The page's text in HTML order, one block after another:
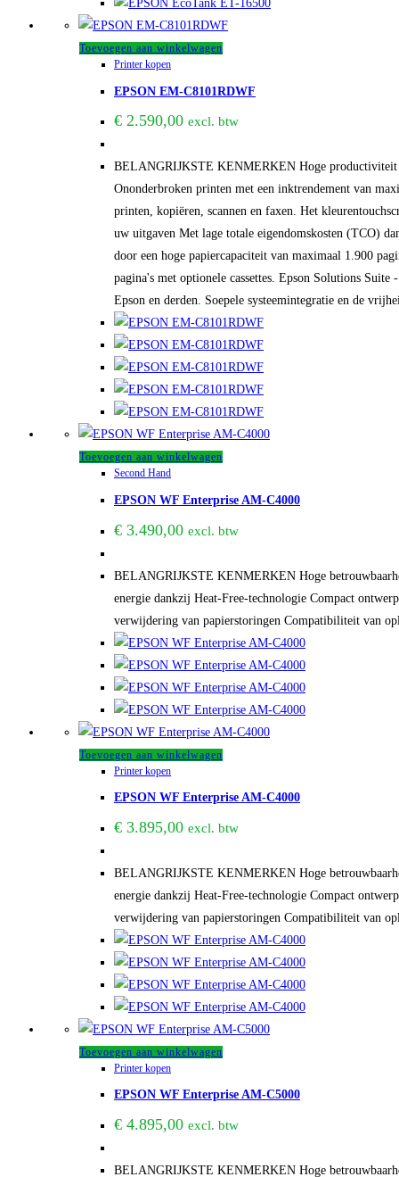
Toevoegen aan winkelwagen
Printer kopen
EPSON EM-C8101RDWF
€ 2.590,00 excl. btw
BELANGRIJKSTE KENMERKEN Hoge productiviteit
Ononderbroken printen met een inktrendement van
printen, kopiëren, scannen en faxen. Het
uw uitgaven Met lage totale eigendomskosten (TCO)
door een hoge papiercapaciteit van maximaal 1.900
pagina's met optionele cassettes. Epson Solutions
Epson en derden. Soepele systeemintegratie en de
Toevoegen aan winkelwagen
Second Hand
EPSON WF Enterprise AM-C4000
€ 3.490,00 excl. btw
BELANGRIJKSTE KENMERKEN Hoge
energie dankzij Heat-Free-technologie Compact
verwijdering van papierstoringen Compatibiliteit van
Toevoegen aan winkelwagen
Printer kopen
EPSON WF Enterprise AM-C4000
€ 3.895,00 excl. btw
BELANGRIJKSTE KENMERKEN Hoge
energie dankzij Heat-Free-technologie Compact
verwijdering van papierstoringen Compatibiliteit van
Toevoegen aan winkelwagen
Printer kopen
EPSON WF Enterprise AM-C5000
€ 4.895,00 excl. btw
BELANGRIJKSTE KENMERKEN Hoge